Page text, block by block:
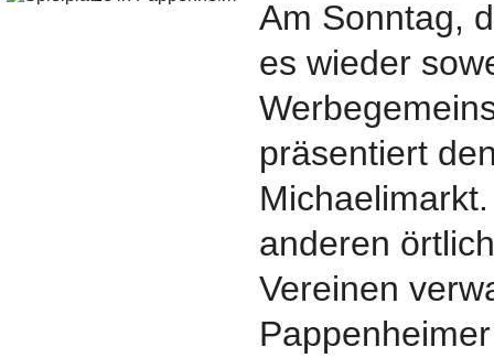
Am Sonntag,
es wieder
präsentiert
anderen
Vereinen